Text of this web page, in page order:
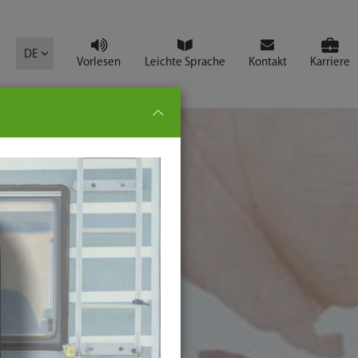
DE
Vorlesen Leichte Sprache Kontakt Karriere